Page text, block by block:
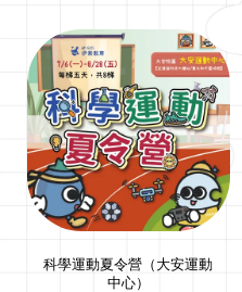
科學運動夏令營（大安運動
中心）